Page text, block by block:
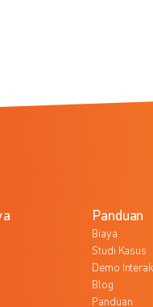
Panduan
Biaya
Studi Kasus
Demo
Blog
Panduan